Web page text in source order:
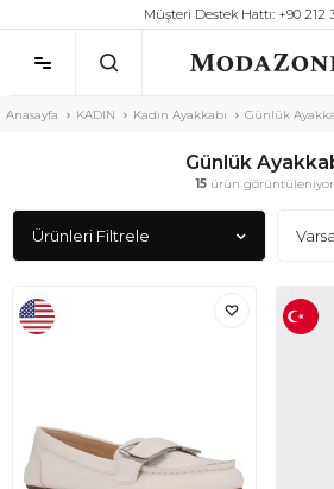
Müşteri Destek Hattı: +90 212
Anasayfa KADIN Kadın Ayakkabı Günlük
Günlük
15 ürün
Ürünleri Filtrele